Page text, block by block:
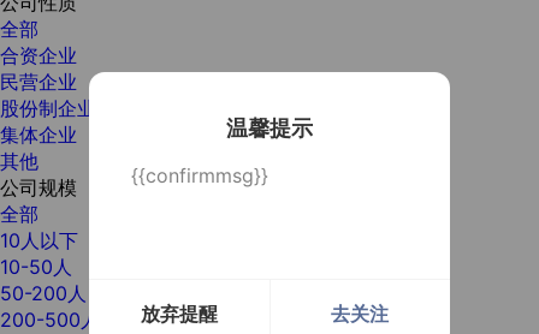
温馨提示
{{confirmmsg}}
放弃提醒 去关注
全部
合资企业
民营企业
股份制企业
集体企业
其他
公司规模
全部
10人以下
10-50人
50-200人
200-500人